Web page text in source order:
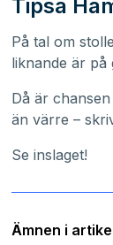
Tipsa
På tal om
liknande är på
Då är
än värre –
Se inslaget!
Ämnen i